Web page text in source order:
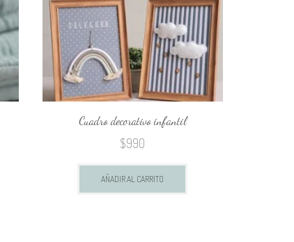
Cuadro decorativo infantil
$990
AÑADIR AL CARRITO